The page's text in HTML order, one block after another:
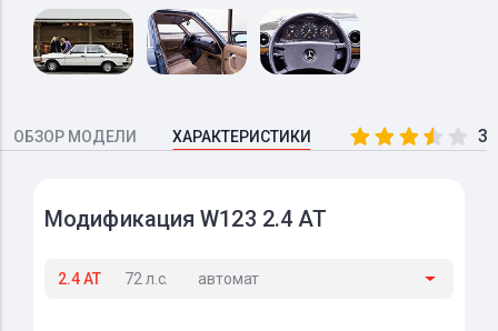
ОБЗОР МОДЕЛИ ХАРАКТЕРИСТИКИ
Модификация W123 2.4 AT
2.4 AT 72 л.с. автомат